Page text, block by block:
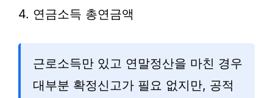
4. 연금소득 총연금액
근로소득만 있고 연말정산을 마친 경우
대부분 확정신고가 필요 없지만, 공적